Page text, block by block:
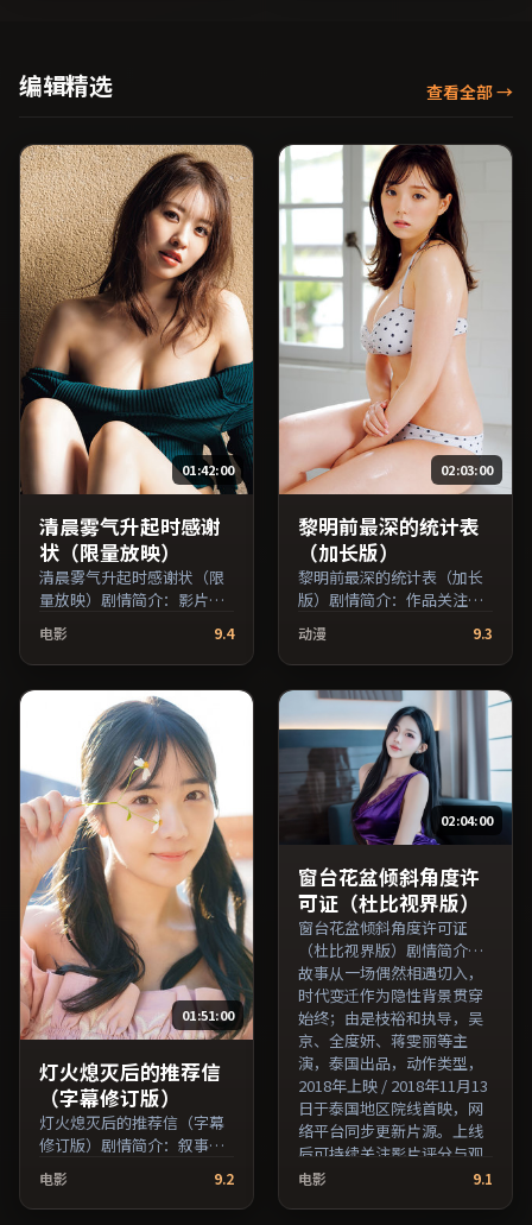
院线首映，网络平台同步更
群。（国产影视资源大全免
费条目索引，支持片名与演
员交叉检索。）
编辑精选 查看全部→
01:42:00
清晨雾气升起时感谢
状（限量放映）
清晨雾气升起时感谢状（限
量放映）剧情简介：影片试
的主题，人物关系在误会与
和解中演进；由顾长卫执
导，汤唯、梁朝伟、王俊凯
等主演，中国香港出品，传
记类型，2021年上映 / 2021
年4月9日于中国香港地区院
线首映，网络平台同步更新
片源。适合关注表演细节与
导演风格的深度观影人群。
（国产影视资源大全免费条
目索引，支持片名与演员交
叉检索。）
电影 9.4
02:03:00
黎明前最深的统计表
（加长版）
黎明前最深的统计表（加长
版）剧情简介：作品关注边
感兼顾院线观感与流媒体清
晰度；由李安执导，刘亦
菲、秦昊、蒋雯丽等主演，
澳大利亚出品，爱情类型，
2021年上映 / 2021年4月4日
于澳大利亚地区院线首映，
网络平台同步更新片源。在
网络平台播放时建议开启高
清画质以获得更佳细节。
（国产影视资源大全免费条
目索引，支持片名与演员交
叉检索。）
动漫 9.3
01:51:00
灯火熄灭后的推荐信
（字幕修订版）
灯火熄灭后的推荐信（字幕
修订版）剧情简介：叙事线
亲情线与友情线并行推进；
由王小帅执导，妻夫木聪、
电影 9.2
02:04:00
窗台花盆倾斜角度许
可证（杜比视界版）
窗台花盆倾斜角度许可证
（杜比视界版）剧情简介：
故事从一场偶然相遇切入，
时代变迁作为隐性背景贯穿
始终；由是枝裕和执导，吴
京、全度妍、蒋雯丽等主
演，泰国出品，动作类型，
2018年上映 / 2018年11月13
日于泰国地区院线首映，网
络平台同步更新片源。上线
后可持续关注影片评分与观
众口碑走势。（国产影视资
电影 9.1